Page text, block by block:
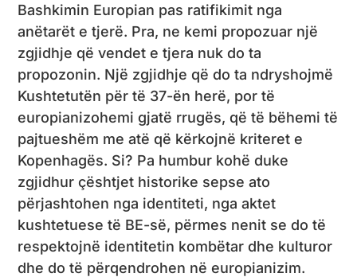
Bashkimin Europian pas ratifikimit nga
anëtarët e tjerë. Pra, ne kemi propozuar një
zgjidhje që vendet e tjera nuk do ta
propozonin. Një zgjidhje që do ta ndryshojmë
Kushtetutën për të 37-ën herë, por të
europianizohemi gjatë rrugës, që të bëhemi të
pajtueshëm me atë që kërkojnë kriteret e
Kopenhagës. Si? Pa humbur kohë duke
zgjidhur çështjet historike sepse ato
përjashtohen nga identiteti, nga aktet
kushtetuese të BE-së, përmes nenit se do të
respektojnë identitetin kombëtar dhe kulturor
dhe do të përqendrohen në europianizim.